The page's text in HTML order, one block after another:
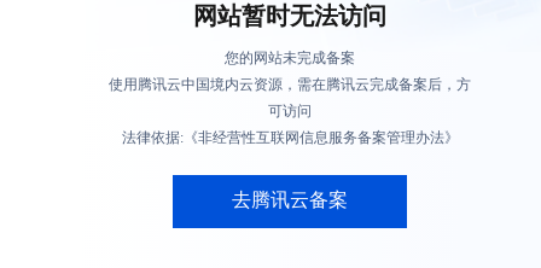
网站暂时无法访问
您的网站未完成备案
使用腾讯云中国境内云资源，需在腾讯云完成备案后，方
可访问
法律依据:《非经营性互联网信息服务备案管理办法》
去腾讯云备案